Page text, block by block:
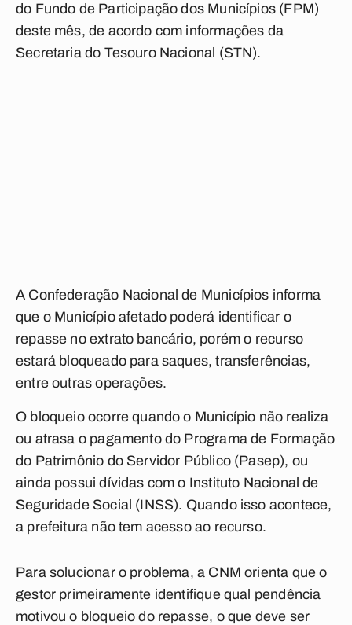
do Fundo de Participação dos Municípios (FPM)
deste mês, de acordo com informações da
Secretaria do Tesouro Nacional (STN).
A Confederação Nacional de Municípios informa
que o Município afetado poderá identificar o
repasse no extrato bancário, porém o recurso
estará bloqueado para saques, transferências,
entre outras operações.
O bloqueio ocorre quando o Município não realiza
ou atrasa o pagamento do Programa de Formação
do Patrimônio do Servidor Público (Pasep), ou
ainda possui dívidas com o Instituto Nacional de
Seguridade Social (INSS). Quando isso acontece,
a prefeitura não tem acesso ao recurso.
Para solucionar o problema, a CNM orienta que o
gestor primeiramente identifique qual pendência
motivou o bloqueio do repasse, o que deve ser